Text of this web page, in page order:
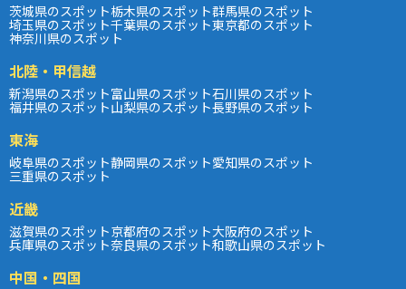
茨城県のスポット栃木県のスポット群馬県のスポット
埼玉県のスポット千葉県のスポット東京都のスポット
神奈川県のスポット
北陸・甲信越
新潟県のスポット富山県のスポット石川県のスポット
福井県のスポット山梨県のスポット長野県のスポット
東海
岐阜県のスポット静岡県のスポット愛知県のスポット
三重県のスポット
近畿
滋賀県のスポット京都府のスポット大阪府のスポット
兵庫県のスポット奈良県のスポット和歌山県のスポット
中国・四国